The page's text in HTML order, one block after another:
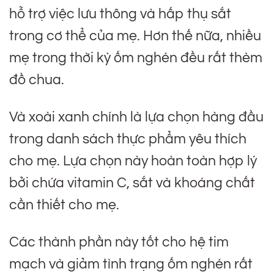
hỗ trợ việc lưu thông và hấp thụ sắt
trong cơ thể của mẹ. Hơn thế nữa, nhiều
mẹ trong thời kỳ ốm nghén đều rất thèm
đồ chua.
Và xoài xanh chính là lựa chọn hàng đầu
trong danh sách thực phẩm yêu thích
cho mẹ. Lựa chọn này hoàn toàn hợp lý
bởi chứa vitamin C, sắt và khoáng chất
cần thiết cho mẹ.
Các thành phần này tốt cho hệ tim
mạch và giảm tình trạng ốm nghén rất